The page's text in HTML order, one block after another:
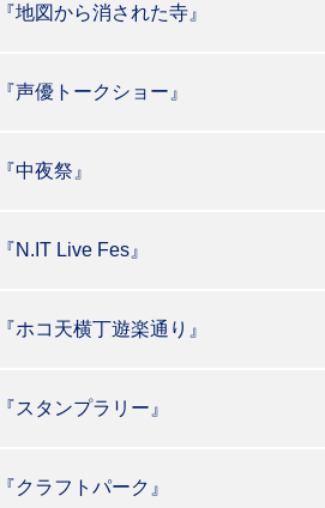
地図から消された寺』
声優トークショー』
中夜祭』
N.IT Live Fes』
ホコ天横丁遊楽通り』
スタンプラリー』
クラフトパーク』